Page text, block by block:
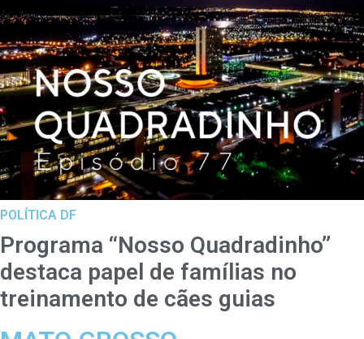
POLÍTICA DF
Programa “Nosso Quadradinho”
destaca papel de famílias no
treinamento de cães guias